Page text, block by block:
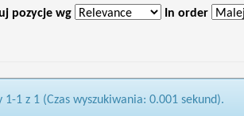
pozycje wg In order
1-1 z 1 (Czas wyszukiwania: 0.001 sekund).